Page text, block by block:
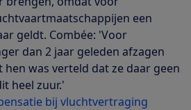
een
geldt. Combée: 'Voor
dan 2 jaar geleden afzagen
hen was verteld dat ze daar geen
heel zuur.'
bij vluchtvertraging